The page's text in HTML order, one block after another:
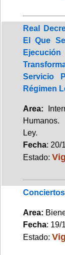
Real
El Que
Servicio
Régimen
Area:
Ley.
Fecha: 20/
Estado:
Area:
Fecha: 19/
Estado: